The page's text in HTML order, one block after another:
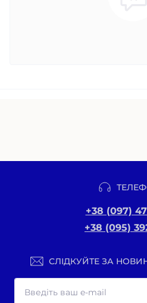
+38 (097)
+38 (095)
СЛІДКУЙТЕ ЗА